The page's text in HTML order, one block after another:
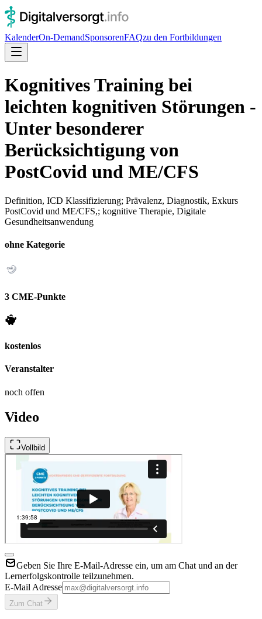
KalenderOn-DemandSponsorenFAQzu den Fortbildungen
Kognitives Training bei
leichten kognitiven Störungen -
Unter besonderer
Berücksichtigung von
PostCovid und ME/CFS
Definition, ICD Klassifizierung; Prävalenz, Diagnostik, Exkurs
PostCovid und ME/CFS,; kognitive Therapie, Digitale
Gesundheitsanwendung
ohne Kategorie
3 CME-Punkte
kostenlos
Veranstalter
noch offen
Video
Vollbild
Geben Sie Ihre E-Mail-Adresse ein, um am Chat und an der
Lernerfolgskontrolle teilzunehmen.
E-Mail Adresse
Zum Chat